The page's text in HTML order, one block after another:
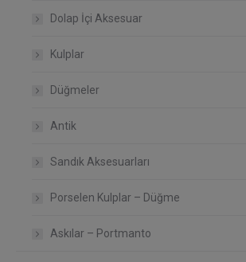
Dolap İçi Aksesuar
Kulplar
Düğmeler
Antik
Sandık Aksesuarları
Porselen Kulplar – Düğme
Askılar – Portmanto